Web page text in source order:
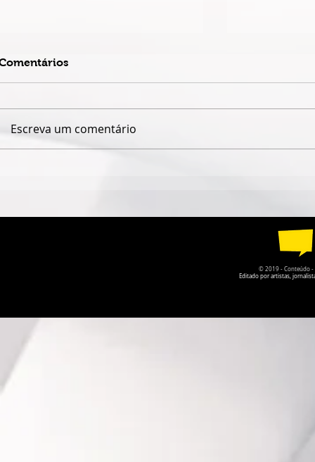
AGOSTO
O
Escreva um comentário
© 2019 - Conteúdo -
Editado por artistas,